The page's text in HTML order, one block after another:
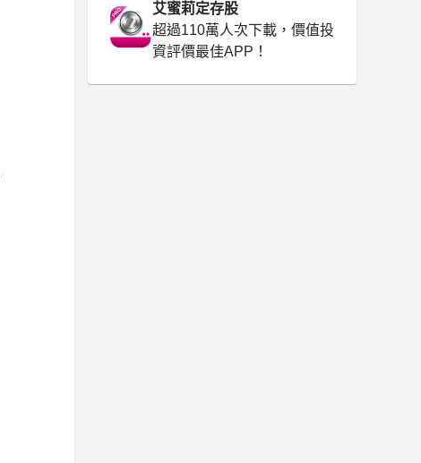
艾蜜莉定存股
超過110萬人次下載，價值投
資評價最佳APP！